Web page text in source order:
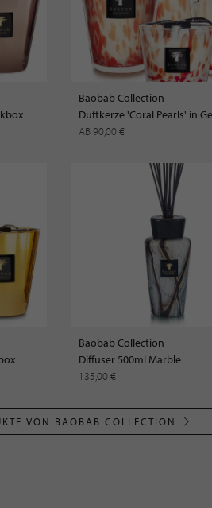
Baobab Collection
Duftkerze 'Coral Pearls' in
AB 90,00 €
Baobab Collection
Diffuser 500ml Marble
135,00 €
VON BAOBAB COLLECTION